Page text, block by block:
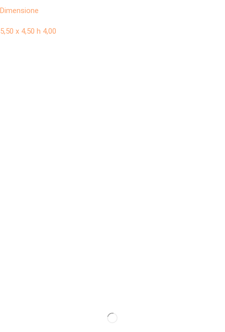
Dimensione
5,50 x 4,50 h 4,00